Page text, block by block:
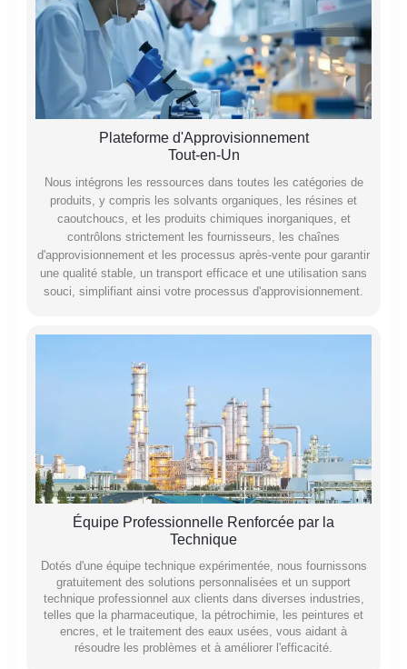
Plateforme d'Approvisionnement
Tout-en-Un
Nous intégrons les ressources dans toutes les catégories de
produits, y compris les solvants organiques, les résines et
caoutchoucs, et les produits chimiques inorganiques, et
contrôlons strictement les fournisseurs, les chaînes
d'approvisionnement et les processus après-vente pour garantir
une qualité stable, un transport efficace et une utilisation sans
souci, simplifiant ainsi votre processus d'approvisionnement.
Équipe Professionnelle Renforcée par la
Technique
Dotés d'une équipe technique expérimentée, nous fournissons
gratuitement des solutions personnalisées et un support
technique professionnel aux clients dans diverses industries,
telles que la pharmaceutique, la pétrochimie, les peintures et
encres, et le traitement des eaux usées, vous aidant à
résoudre les problèmes et à améliorer l'efficacité.